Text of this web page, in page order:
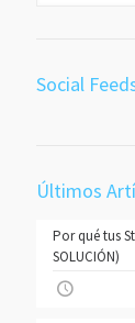
Social
Últimos
Por qué tus
SOLUCIÓN)